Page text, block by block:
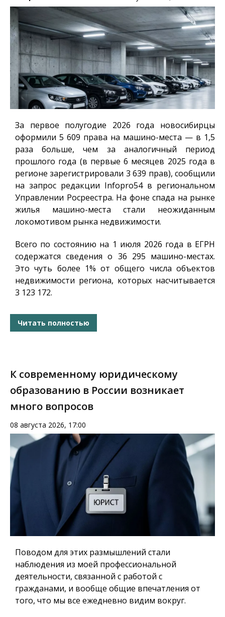
За первое полугодие 2026 года новосибирцы
оформили 5 609 права на машино-места — в 1,5
раза больше, чем за аналогичный период
прошлого года (в первые 6 месяцев 2025 года в
регионе зарегистрировали 3 639 прав), сообщили
на запрос редакции Infopro54в региональном
Управлении Росреестра. На фоне спада на рынке
жилья машино-места стали неожиданным
локомотивом рынка недвижимости.
Всего по состоянию на 1 июля 2026 года в ЕГРН
содержатся сведения о 36 295 машино-местах.
Это чуть более 1% от общего числа объектов
недвижимости региона, которых насчитывается
3 123 172.
Читать полностью
К современному юридическому
образованию в России возникает
много вопросов
08 августа 2026, 17:00
Поводом для этих размышлений стали
наблюдения из моей профессиональной
деятельности, связанной с работой с
гражданами, и вообще общие впечатления от
того, что мы все ежедневно видим вокруг.